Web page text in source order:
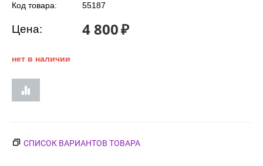
Код товара: 55187
Цена: 4 800₽
нет в наличии
СПИСОК ВАРИАНТОВ ТОВАРА